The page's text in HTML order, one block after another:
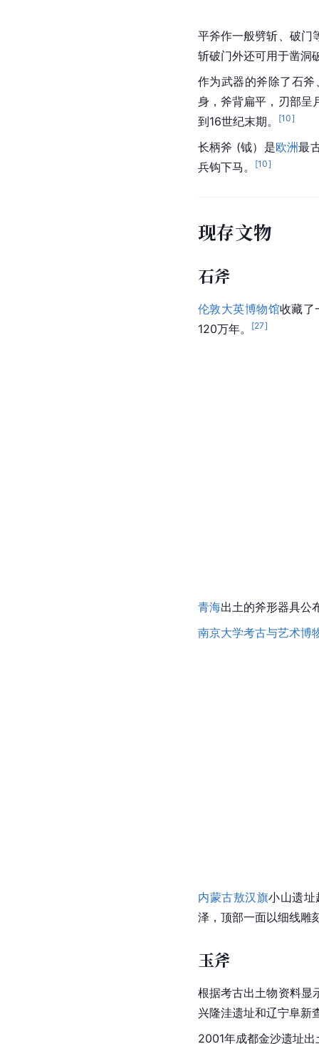
平斧作一般劈斩、破门
斩破门外还可用于凿洞
作为武器的斧除了石
身，斧背扁平，刃部呈
到16世纪末期。
[10]
长柄斧 (钺）是欧洲最
兵钩下马。
[10]
现存文物
石斧
伦敦大英博物馆收藏了
120万年。
[27]
青海出土的斧形器具公
南京大学考古与艺术博
内蒙古敖汉旗小山遗址
泽，顶部一面以细线雕
玉斧
根据考古出土物资料显
兴隆洼遗址和辽宁阜新
2001年成都金沙遗址